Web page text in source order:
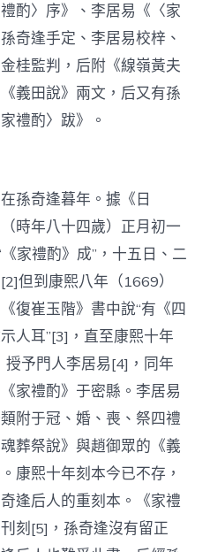
酌〉序》、李居易《〈家
奇逢手定、李居易校梓、
桂監判，后附《線嶺黃夫
義田說》兩文，后又有孫
禮酌〉跋》。
孫奇逢暮年。據《日
時年八十四歲）正月初一
家禮酌》成”，十五日、二
但到康熙八年（1669）
復崔玉階》書中說“有《四
人耳”[3]，直至康熙十年
授予門人李居易[4]，同年
家禮酌》于密縣。李居易
附于冠、婚、喪、祭四禮
葬祭說》與趙御眾的《義
康熙十年刻本今已不存，
逢后人的重刻本。《家禮
刻[5]，孫奇逢沒有留正